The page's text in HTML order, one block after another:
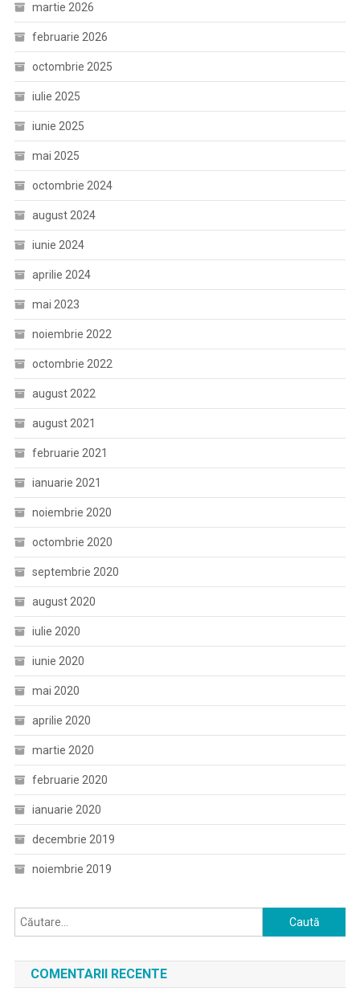
martie 2026
februarie 2026
octombrie 2025
iulie 2025
iunie 2025
mai 2025
octombrie 2024
august 2024
iunie 2024
aprilie 2024
mai 2023
noiembrie 2022
octombrie 2022
august 2022
august 2021
februarie 2021
ianuarie 2021
noiembrie 2020
octombrie 2020
septembrie 2020
august 2020
iulie 2020
iunie 2020
mai 2020
aprilie 2020
martie 2020
februarie 2020
ianuarie 2020
decembrie 2019
noiembrie 2019
Caută
după:
COMENTARII RECENTE